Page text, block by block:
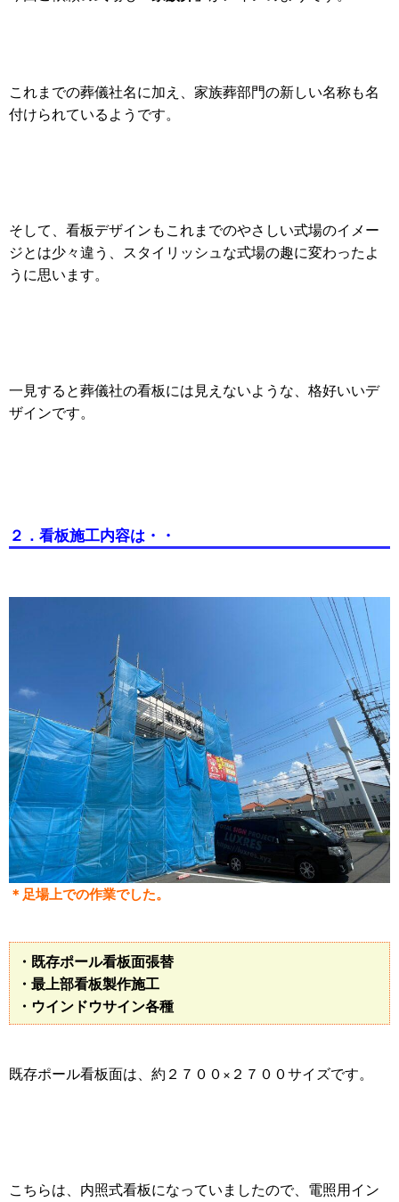
これまでの葬儀社名に加え、家族葬部門の新しい名称も名
付けられているようです。
そして、看板デザインもこれまでのやさしい式場のイメー
ジとは少々違う、スタイリッシュな式場の趣に変わったよ
うに思います。
一見すると葬儀社の看板には見えないような、格好いいデ
ザインです。
２． 看板施工内容は・・
＊足場上での作業でした。
・既存ポール看板面張替
・最上部看板製作施工
・ウインドウサイン各種
既存ポール看板面は、約２７００×２７００サイズです。
こちらは、内照式看板になっていましたので、電照用イン